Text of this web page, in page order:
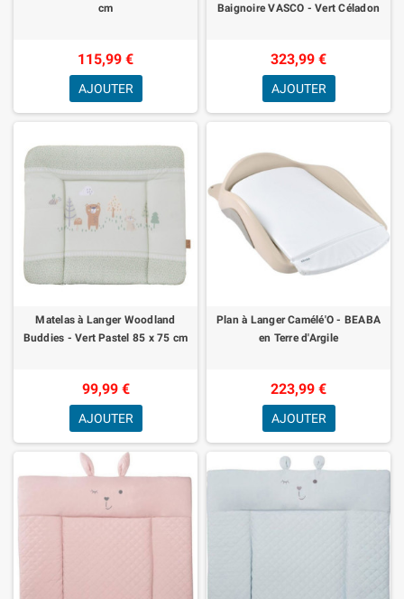
cm
115,99 €
AJOUTER
Baignoire VASCO - Vert Céladon
323,99 €
AJOUTER
Matelas à Langer Woodland
Buddies - Vert Pastel 85 x 75 cm
99,99 €
AJOUTER
Plan à Langer Camélé'O - BEABA
en Terre d'Argile
223,99 €
AJOUTER